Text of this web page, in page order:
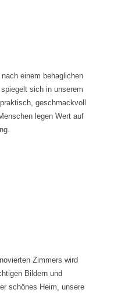
einem behaglichen
sich in unserem
geschmackvoll
legen Wert auf
Zimmers wird
Bildern und
schönes Heim, unsere